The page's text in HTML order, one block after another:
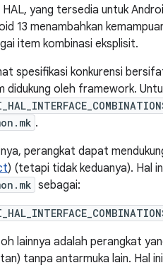
HAL, yang tersedia untuk
13 menambahkan
item kombinasi eksplisit.
spesifikasi konkurensi
didukung oleh framework.
.
perangkat dapat
) (tetapi tidak keduanya). Hal
sebagai:
lainnya adalah perangkat
tanpa antarmuka lain. Hal